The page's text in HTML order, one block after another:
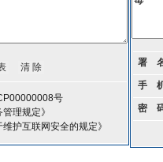
号
理规定》
护互联网安全的规定》
署
手
密